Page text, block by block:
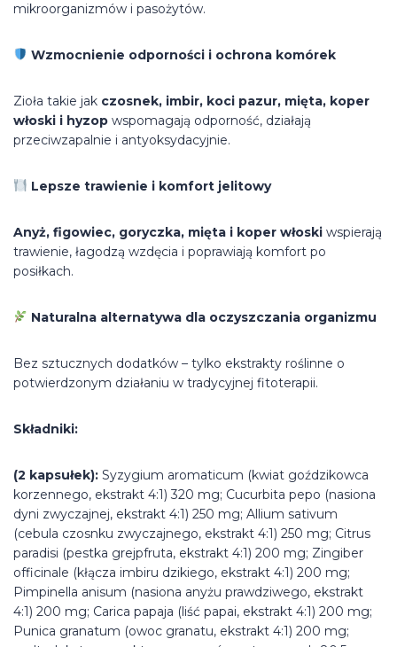
mikroorganizmów i pasożytów.
Wzmocnienie odporności i ochrona komórek
Zioła takie jak czosnek, imbir, koci pazur, mięta, koper
włoski i hyzop wspomagają odporność, działają
przeciwzapalnie i antyoksydacyjnie.
Lepsze trawienie i komfort jelitowy
Anyż, figowiec, goryczka, mięta i koper włoski wspierają
trawienie, łagodzą wzdęcia i poprawiają komfort po
posiłkach.
Naturalna alternatywa dla oczyszczania organizmu
Bez sztucznych dodatków – tylko ekstrakty roślinne o
potwierdzonym działaniu w tradycyjnej fitoterapii.
Składniki:
(2 kapsułek): Syzygium aromaticum (kwiat goździkowca
korzennego, ekstrakt 4:1) 320 mg; Cucurbita pepo (nasiona
dyni zwyczajnej, ekstrakt 4:1) 250 mg; Allium sativum
(cebula czosnku zwyczajnego, ekstrakt 4:1) 250 mg; Citrus
paradisi (pestka grejpfruta, ekstrakt 4:1) 200 mg; Zingiber
officinale (kłącza imbiru dzikiego, ekstrakt 4:1) 200 mg;
Pimpinella anisum (nasiona anyżu prawdziwego, ekstrakt
4:1) 200 mg; Carica papaja (liść papai, ekstrakt 4:1) 200 mg;
Punica granatum (owoc granatu, ekstrakt 4:1) 200 mg;